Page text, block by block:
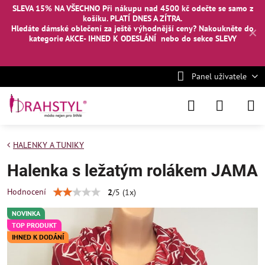
✕
SLEVA 15% NA VŠECHNO Při nákupu nad 4500 kč odečte se samo z
košíku. PLATÍ DNES A ZÍTRA.
Hledáte dámské oblečení za ještě výhodnější ceny? Nakoukněte do
kategorie AKCE- IHNED K ODESLÁNÍ nebo do sekce SLEVY
Panel uživatele
NOVINKA
TOP PRODUKT
IHNED K DODÁNÍ
HALENKY A TUNIKY
Halenka s ležatým rolákem JAMA
Hodnocení 2/5 (1x)